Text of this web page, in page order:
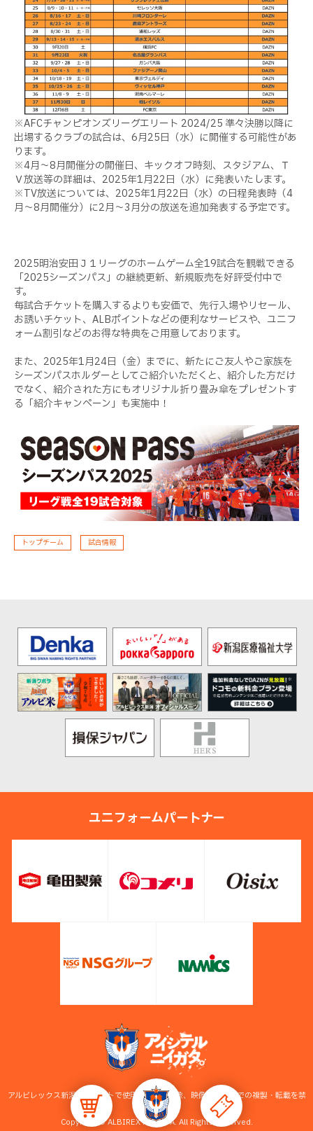
※AFCチャンピオンズリーグエリート 2024/25 準々決勝以降に
出場するクラブの試合は、6月25日（水）に開催する可能性があ
ります。
※4月〜8月開催分の開催日、キックオフ時刻、スタジアム、Ｔ
Ｖ放送等の詳細は、2025年1月22日（水）に発表いたします。
※TV放送については、2025年1月22日（水）の日程発表時（4
月～8月開催分）に2月～3月分の放送を追加発表する予定です。
2025明治安田Ｊ１リーグのホームゲーム全19試合を観戦できる
「2025シーズンパス」の継続更新、新規販売を好評受付中で
す。
毎試合チケットを購入するよりも安価で、先行入場やリセール、
お誘いチケット、ALBポイントなどの便利なサービスや、ユニフ
ォーム割引などのお得な特典をご用意しております。
また、2025年1月24日（金）までに、新たにご友人やご家族を
シーズンパスホルダーとしてご紹介いただくと、紹介した方だけ
でなく、紹介された方にもオリジナル折り畳み傘をプレゼントす
る「紹介キャンペーン」も実施中！
トップチーム 試合情報
ユニフォームパートナー
アルビレックス新潟公式サイトで使用している画像、映像等の無断での複製・転載を禁
止します。
Copyright © ALBIREX NIIGATA. All Rights Reserved.